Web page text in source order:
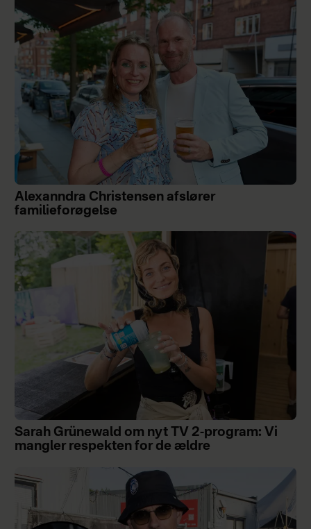
Alexanndra Christensen afslører
familieforøgelse
Sarah Grünewald om nyt TV 2-program: Vi
mangler respekten for de ældre